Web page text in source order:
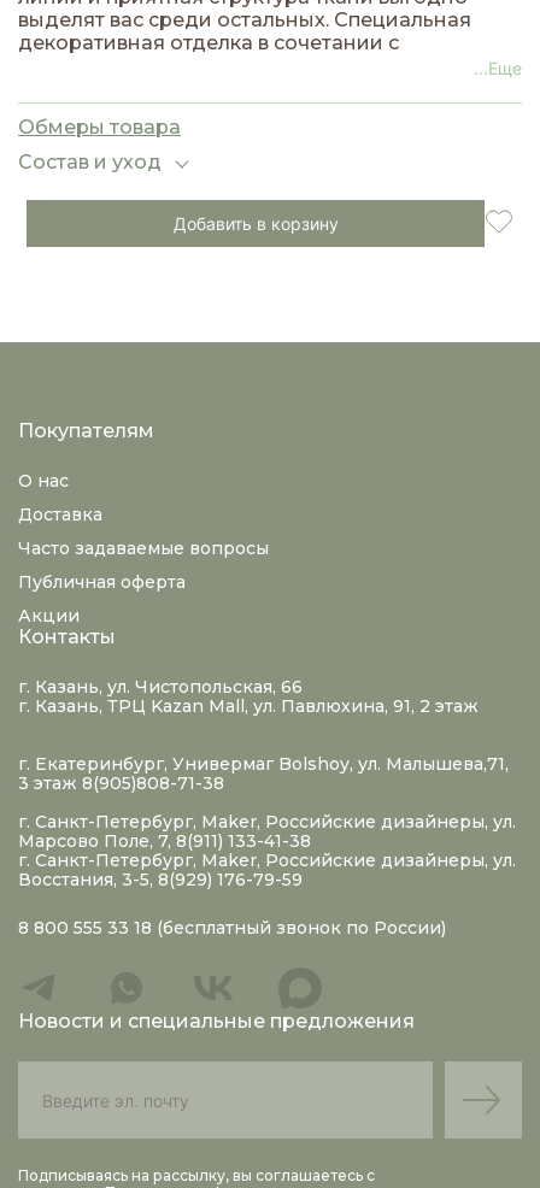
Добавить в корзину
выделят вас среди остальных. Специальная
декоративная отделка в сочетании с
оригинальным стилем пошива позволят создать
подкладка и качественный утеплитель
обеспечат оптимальный микроклимат даже в
холодное время года. Эту куртку удобно носить
ежедневно, сочетая с различными элементами
гардероба.
...Еще
Обмеры товара
Состав и уход
Покупателям
О нас
Доставка
Часто задаваемые вопросы
Публичная оферта
Акции
Контакты
г. Казань, ул. Чистопольская, 66
г. Казань, ТРЦ Kazan Mall, ул. Павлюхина, 91, 2 этаж
г. Екатеринбург, Универмаг Bolshoy, ул. Малышева,71,
3 этаж 8(905)808-71-38
г. Санкт-Петербург, Maker, Российские дизайнеры, ул.
Марсово Поле, 7, 8(911) 133-41-38
г. Санкт-Петербург, Maker, Российские дизайнеры, ул.
Восстания, 3-5, 8(929) 176-79-59
8 800 555 33 18 (бесплатный звонок по России)
Новости и специальные предложения
Подписываясь на рассылку, вы соглашаетесь с